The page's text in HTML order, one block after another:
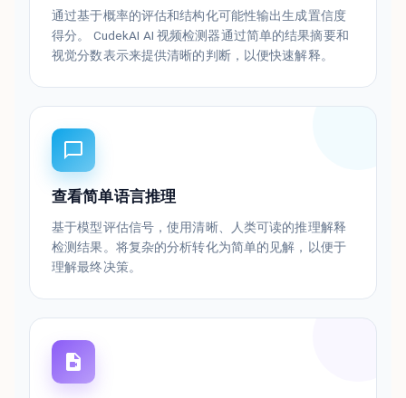
通过基于概率的评估和结构化可能性输出生成置信度
得分。 CudekAI AI 视频检测器通过简单的结果摘要和
视觉分数表示来提供清晰的判断，以便快速解释。
查看简单语言推理
基于模型评估信号，使用清晰、人类可读的推理解释
检测结果。将复杂的分析转化为简单的见解，以便于
理解最终决策。